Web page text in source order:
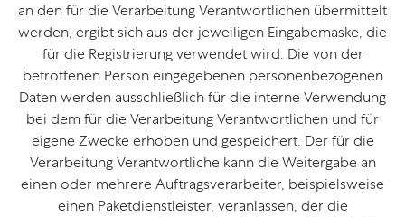
an den für die Verarbeitung Verantwortlichen übermittelt
werden, ergibt sich aus der jeweiligen Eingabemaske, die
für die Registrierung verwendet wird. Die von der
betroffenen Person eingegebenen personenbezogenen
Daten werden ausschließlich für die interne Verwendung
bei dem für die Verarbeitung Verantwortlichen und für
eigene Zwecke erhoben und gespeichert. Der für die
Verarbeitung Verantwortliche kann die Weitergabe an
einen oder mehrere Auftragsverarbeiter, beispielsweise
einen Paketdienstleister, veranlassen, der die